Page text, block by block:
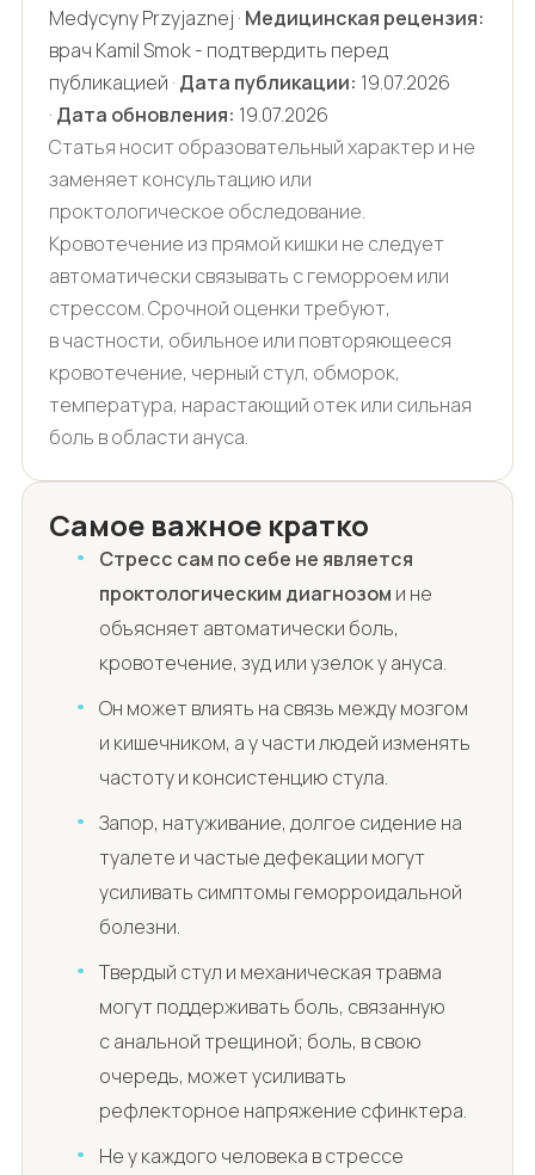
Medycyny Przyjaznej · Медицинская рецензия:
врач Kamil Smok - подтвердить перед
публикацией · Дата публикации: 19.07.2026
· Дата обновления: 19.07.2026
Статья носит образовательный характер и не
заменяет консультацию или
проктологическое обследование.
Кровотечение из прямой кишки не следует
автоматически связывать с геморроем или
стрессом. Срочной оценки требуют,
в частности, обильное или повторяющееся
кровотечение, черный стул, обморок,
температура, нарастающий отек или сильная
боль в области ануса.
Самое важное кратко
Стресс сам по себе не является
проктологическим диагнозом и не
объясняет автоматически боль,
кровотечение, зуд или узелок у ануса.
Он может влиять на связь между мозгом
и кишечником, а у части людей изменять
частоту и консистенцию стула.
Запор, натуживание, долгое сидение на
туалете и частые дефекации могут
усиливать симптомы геморроидальной
болезни.
Твердый стул и механическая травма
могут поддерживать боль, связанную
с анальной трещиной; боль, в свою
очередь, может усиливать
рефлекторное напряжение сфинктера.
Не у каждого человека в стрессе